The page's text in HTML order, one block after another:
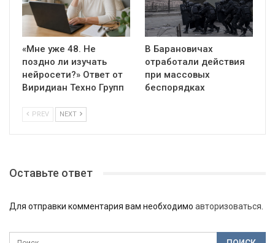
«Мне уже 48. Не
поздно ли изучать
нейросети?» Ответ от
Виридиан Техно Групп
В Барановичах
отработали действия
при массовых
беспорядках
PREV NEXT
Оставьте ответ
Для отправки комментария вам необходимо авторизоваться.